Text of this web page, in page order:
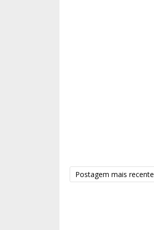
Postagem mais recente